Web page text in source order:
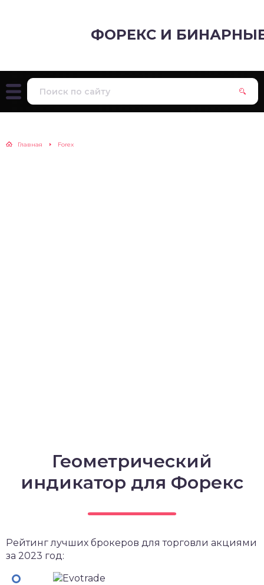
ФОРЕКС И
Главная Forex
Геометрический
индикатор для Форекс
Рейтинг лучших брокеров для торговли акциями
за 2023 год: